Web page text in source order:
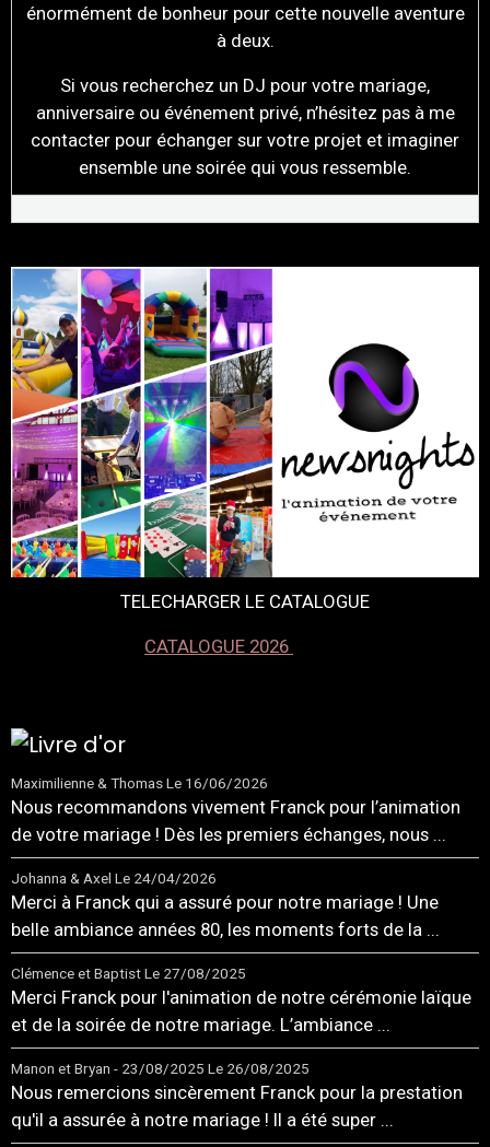
énormément de bonheur pour cette nouvelle aventure
à deux.
Si vous recherchez un DJ pour votre mariage,
anniversaire ou événement privé, n’hésitez pas à me
contacter pour échanger sur votre projet et imaginer
ensemble une soirée qui vous ressemble.
TELECHARGER LE CATALOGUE
CATALOGUE 2026
Maximilienne & ThomasLe 16/06/2026
Nous recommandons vivement Franck pour l’animation
de votre mariage ! Dès les premiers échanges, nous ...
Johanna & Axel Le 24/04/2026
Merci à Franck qui a assuré pour notre mariage ! Une
belle ambiance années 80, les moments forts de la ...
Clémence et BaptistLe 27/08/2025
Merci Franck pour l'animation de notre cérémonie laïque
et de la soirée de notre mariage. L’ambiance ...
Manon et Bryan - 23/08/2025 Le 26/08/2025
Nous remercions sincèrement Franck pour la prestation
qu'il a assurée à notre mariage ! Il a été super ...